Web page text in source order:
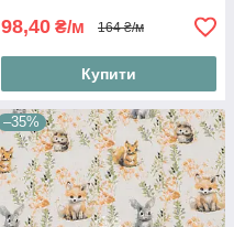
98,40 ₴/м 164 ₴/м
Купити
–35%